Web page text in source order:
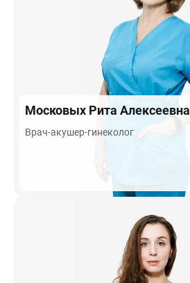
Московых Рита Алексеевна
Врач-акушер-гинеколог